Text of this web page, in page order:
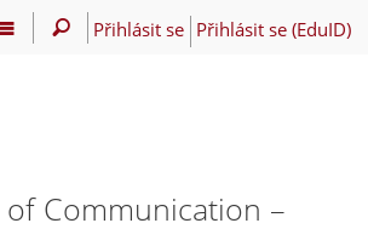
Přihlásit se Přihlásit se (EduID)
of Communication –